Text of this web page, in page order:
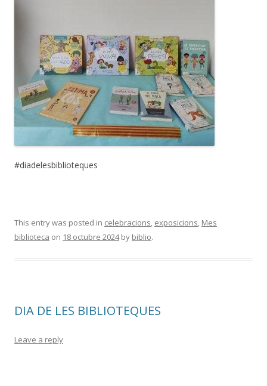
#diadelesbiblioteques
This entry was posted in celebracions, exposicions, Mes
biblioteca on 18 octubre 2024by biblio.
DIA DE LES BIBLIOTEQUES
Leave a reply